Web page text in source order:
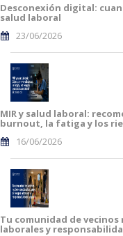
Desconexión digital:
salud laboral
23/06/2026
MIR y salud laboral:
burnout, la fatiga y los
16/06/2026
Tu comunidad de
laborales y